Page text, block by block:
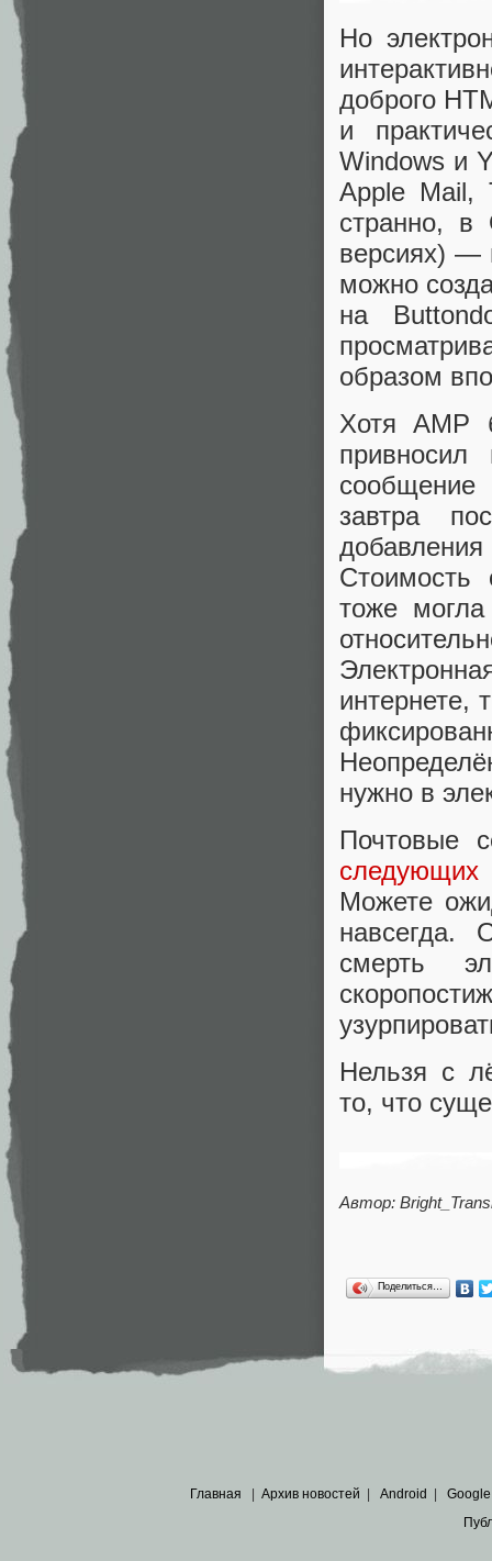
Но
доброго
и
Windows и
Apple Mail,
странно, в
версиях) —
можно
на
образом
Хотя AMP
сообщение
завтра
Стоимость
тоже
интернете,
нужно в
Почтовые
Можете
навсегда.
смерть
Нельзя с
то, что
Автор:
Поделиться…
Главная | Архив новостей | Android | Google